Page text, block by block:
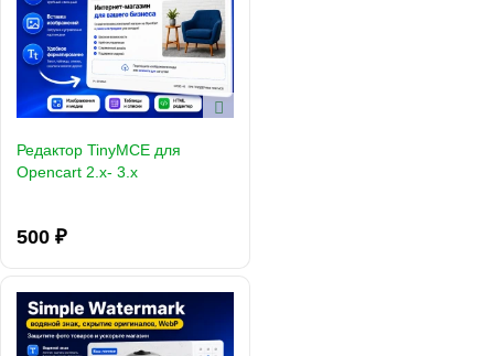
Редактор TinyMCE для
Opencart 2.x- 3.x
500 ₽